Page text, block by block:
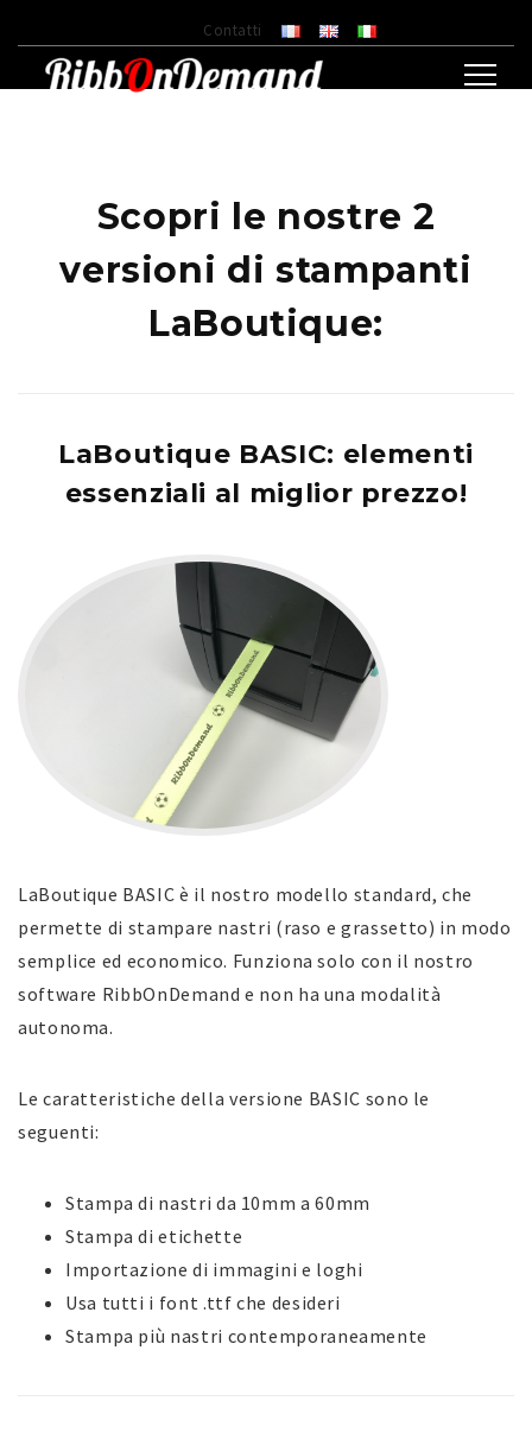
Contatti
Scopri le nostre 2
versioni di stampanti
LaBoutique:
LaBoutique BASIC: elementi
essenziali al miglior prezzo!
LaBoutique BASIC è il nostro modello standard, che
permette di stampare nastri (raso e grassetto) in modo
semplice ed economico. Funziona solo con il nostro
software RibbOnDemand e non ha una modalità
autonoma.
Le caratteristiche della versione BASIC sono le
seguenti:
Stampa di nastri da 10mm a 60mm
Stampa di etichette
Importazione di immagini e loghi
Usa tutti i font .ttf che desideri
Stampa più nastri contemporaneamente